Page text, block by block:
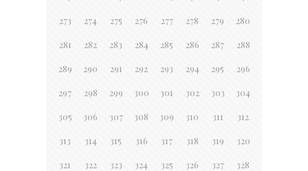
273 274 275 276 277 278 279 280
281 282 283 284 285 286 287 288
289 290 291 292 293 294 295 296
297 298 299 300 301 302 303 304
305 306 307 308 309 310 311 312
313 314 315 316 317 318 319 320
321 322 323 324 325 326 327 328